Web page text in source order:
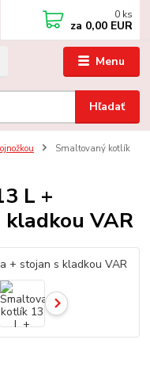
Menu
Hľadať
0 ks
za 0,00 EUR
Smaltovaný kotlík
L +
VAR